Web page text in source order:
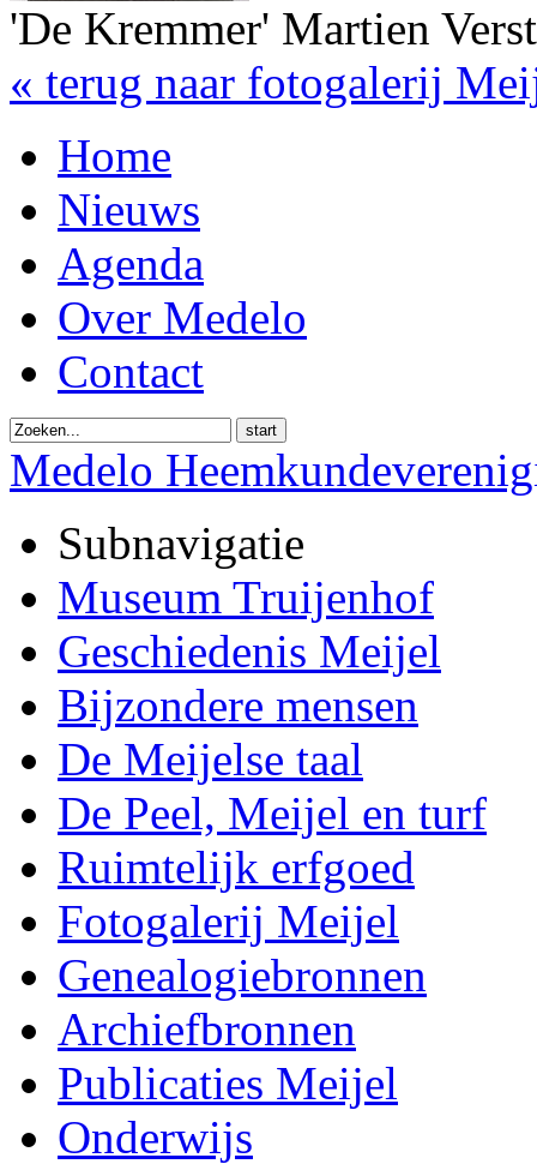
'De Kremmer' Martien
« terug naar fotogalerij
Home
Nieuws
Agenda
Over Medelo
Contact
start
Medelo
Subnavigatie
Museum Truijenhof
Geschiedenis Meijel
Bijzondere mensen
De Meijelse taal
De Peel, Meijel en turf
Ruimtelijk erfgoed
Fotogalerij Meijel
Genealogiebronnen
Archiefbronnen
Publicaties Meijel
Onderwijs